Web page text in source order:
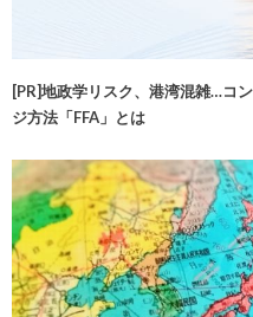
[PR]地政学リスク、港湾混雑…コ
ジ方法「FFA」とは